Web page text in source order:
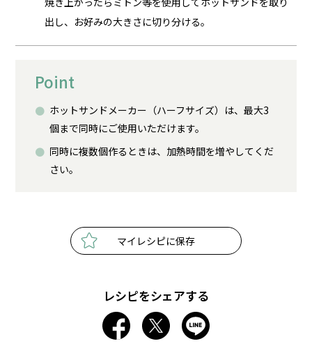
出し、お好みの大きさに切り分ける。
Point
ホットサンドメーカー（ハーフサイズ）は、最大3
個まで同時にご使用いただけます。
同時に複数個作るときは、加熱時間を増やしてくだ
さい。
マイレシピに保存
レシピをシェアする